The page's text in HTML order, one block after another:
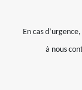
En cas
à nous